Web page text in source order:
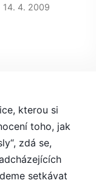
14. 4. 2009
kterou si
toho, jak
zdá se,
setkávat